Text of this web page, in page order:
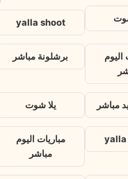
yalla shoot
اليوم
برشلونة مباشر
مباشر يلا شوت
yalla
مباريات اليوم
مباشر